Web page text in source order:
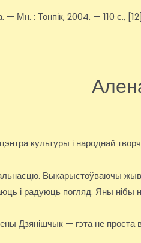
Мн. : Тонпік, 2004. — 110 с.,
культуры і народнай
і радуюць погляд. Яны нібы
Дзянішчык — гэта не